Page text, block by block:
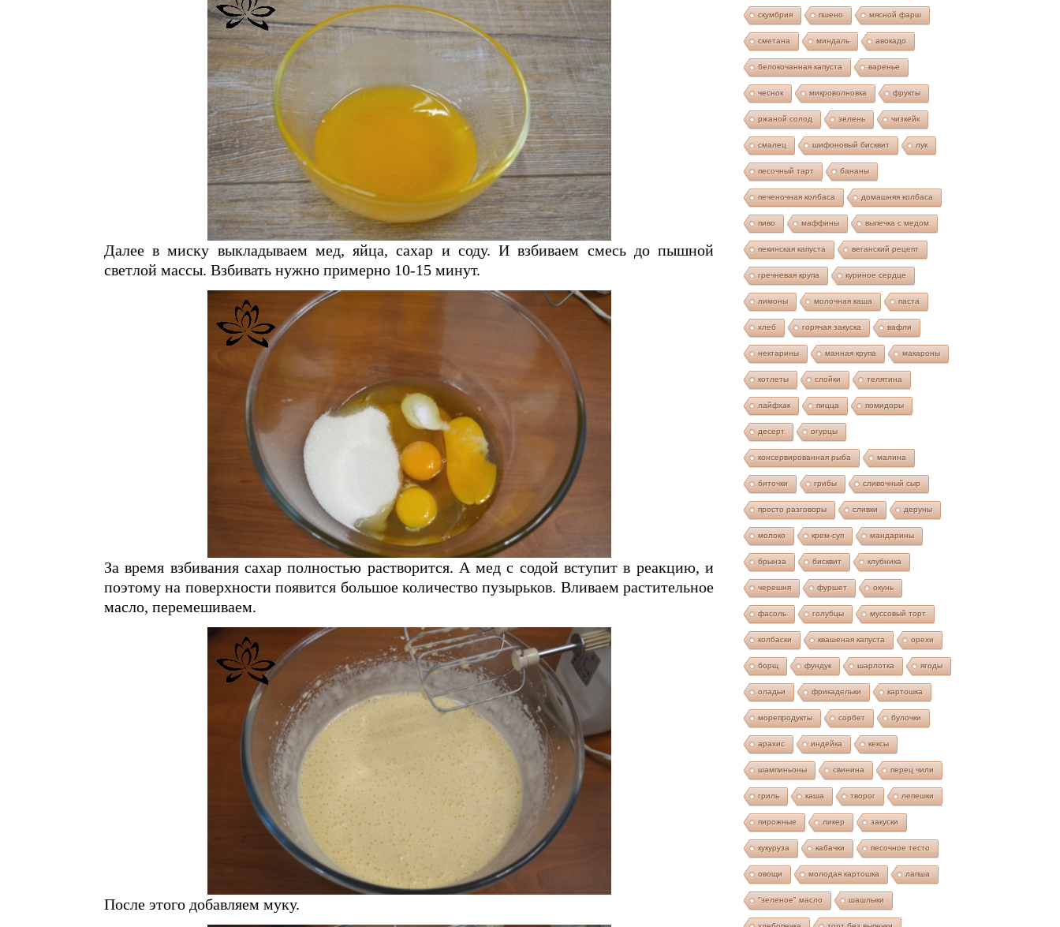
Далее в миску выкладываем мед, яйца, сахар и соду. И взбиваем смесь до пышной
светлой массы. Взбивать нужно примерно 10-15 минут.
За время взбивания сахар полностью растворится. А мед с содой вступит в реакцию, и
поэтому на поверхности появится большое количество пузырьков. Вливаем растительное
масло, перемешиваем.
После этого добавляем муку.
скумбрия пшено мясной фарш
сметана миндаль авокадо
белокочанная капуста варенье
чеснок микроволновка фрукты
ржаной солод зелень чизкейк
смалец шифоновый бисквит лук
песочный тарт бананы
печеночная колбаса домашняя колбаса
пиво маффины выпечка с медом
пекинская капуста веганский рецепт
гречневая крупа куриное сердце
лимоны молочная каша паста
хлеб горячая закуска вафли
нектарины манная крупа макароны
котлеты слойки телятина
лайфхак пицца помидоры
десерт огурцы
консервированная рыба малина
биточки грибы сливочный сыр
просто разговоры сливки деруны
молоко крем-суп мандарины
брынза бисквит клубника
черешня фуршет окунь
фасоль голубцы муссовый торт
колбаски квашеная капуста орехи
борщ фундук шарлотка ягоды
оладьи фрикадельки картошка
морепродукты сорбет булочки
арахис индейка кексы
шампиньоны свинина перец чили
гриль каша творог лепешки
пирожные ликер закуски
кукуруза кабачки песочное тесто
овощи молодая картошка лапша
"зеленое" масло шашлыки